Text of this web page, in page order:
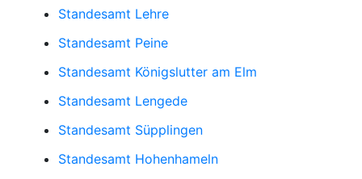
Standesamt Lehre
Standesamt Peine
Standesamt Königslutter am Elm
Standesamt Lengede
Standesamt Süpplingen
Standesamt Hohenhameln